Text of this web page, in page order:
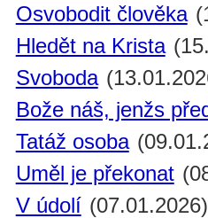
Osvobodit člověka
Hledět na Krista
Svoboda
Bože náš, jenžs
Tatáž osoba
Uměl je překonat
V údolí (07.01.2026)